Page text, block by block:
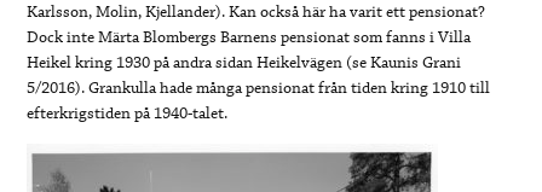
Karlsson, Molin, Kjellander). Kan också här ha varit ett pensionat?
Dock inte Märta Blombergs Barnens pensionat som fanns i Villa
Heikel kring 1930 på andra sidan Heikelvägen (se Kaunis Grani
5/2016). Grankulla hade många pensionat från tiden kring 1910 till
efterkrigstiden på 1940-talet.